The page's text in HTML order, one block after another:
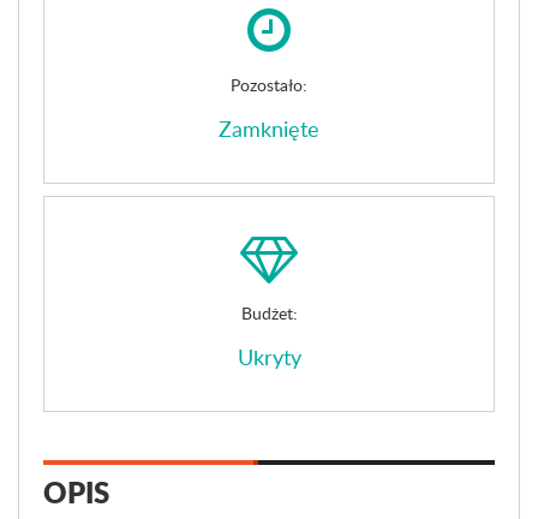
Pozostało:
Zamknięte
Budżet:
Ukryty
OPIS